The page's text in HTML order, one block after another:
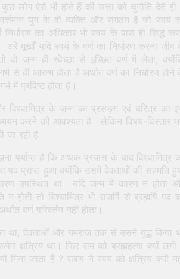
लोग ऐसे भी होते हैं की सत्ता को चुनौति देते ही
युग के वो व्यक्ति और संगठन हैं जो स्वयं
का अधिकार भी स्वयं के पास ही सिद्ध
मूर्खों यदि स्वयं के वर्ण का निर्धारण करना जीव
वो जन्म ही स्वेच्छा से इच्छित वर्ण में लेता,
से ही आरम्भ होता है अर्थात वर्ण का निर्धारण
में प्रविष्ट होता है।
विश्वामित्र के जन्म का प्रसङ्ग एवं चरित्र का
करने की आवश्यता है। लेकिन विषय-विस्तार
जा रही है।
पर्याप्त है कि अथक प्रयास के बाद विश्वामित्र
का पद प्राप्त हुआ क्योंकि उसमें देवताओं की सहमति
उपस्थित था। यदि जन्म में कारण न होता
होती तो विश्वामित्र भी राजर्षि से ब्रह्मर्षि पद
वर्ण परिवर्तन नहीं होता।
था, देवताओं और यमराज तक से उसने युद्ध किया
क्षत्रिय था। फिर राम को ब्रह्महत्या क्यों लगी
गिना जाता है ? रावण ने स्वयं को क्षत्रिय क्यों